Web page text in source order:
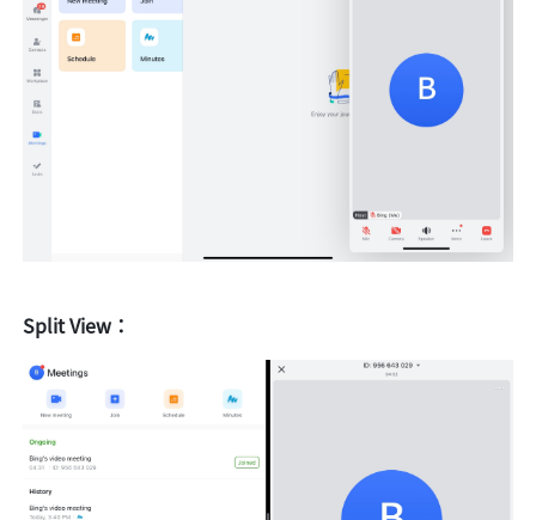
Split View：